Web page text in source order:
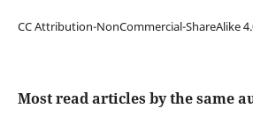
CC Attribution-NonCommercial-ShareAlike
Most read articles by the same